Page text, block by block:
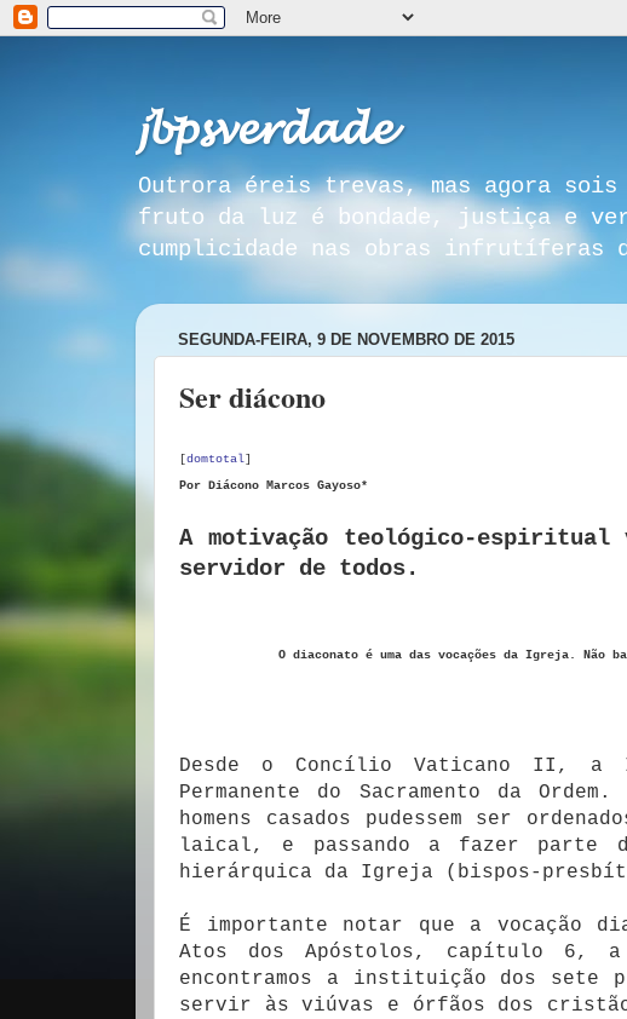
𝓳𝓫𝓹𝓼𝓿𝓮𝓻𝓭𝓪𝓭𝓮
Outrora éreis trevas, mas agora
fruto da luz é bondade, justiça e
cumplicidade nas obras infrutíferas
SEGUNDA-FEIRA, 9 DE NOVEMBRO DE 2015
Ser diácono
[domtotal]
Por Diácono Marcos Gayoso*
A motivação teológico-espiritual
servidor de todos.
O diaconato é uma das vocações da Igreja. Não
Desde o Concílio Vaticano II, a
Permanente do Sacramento da
homens casados pudessem ser
laical, e passando a fazer parte
hierárquica da Igreja (bispos-
É importante notar que a vocação
Atos dos Apóstolos, capítulo 6,
encontramos a instituição dos sete
servir às viúvas e órfãos dos